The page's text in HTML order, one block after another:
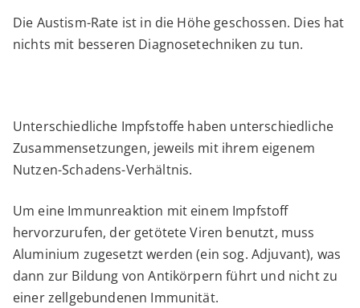
Die Austism-Rate ist in die Höhe geschossen. Dies hat
nichts mit besseren Diagnosetechniken zu tun.
Unterschiedliche Impfstoffe haben unterschiedliche
Zusammensetzungen, jeweils mit ihrem eigenem
Nutzen-Schadens-Verhältnis.
Um eine Immunreaktion mit einem Impfstoff
hervorzurufen, der getötete Viren benutzt, muss
Aluminium zugesetzt werden (ein sog. Adjuvant), was
dann zur Bildung von Antikörpern führt und nicht zu
einer zellgebundenen Immunität.